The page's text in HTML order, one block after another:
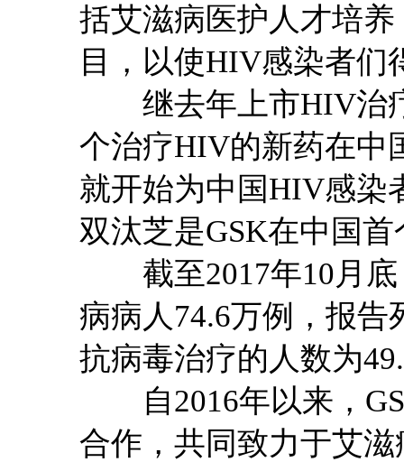
括艾滋病医护人才培
目，以使HIV感染者们
继去年上市HIV治疗
个治疗HIV的新药在中
就开始为中国HIV感染
双汰芝是GSK在中国
截至2017年10月底
病病人74.6万例，报告
抗病毒治疗的人数为
自2016年以来，
合作，共同致力于艾